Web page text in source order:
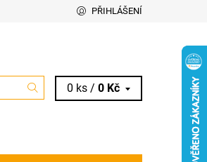
PŘIHLÁŠENÍ
0 ks /0 Kč